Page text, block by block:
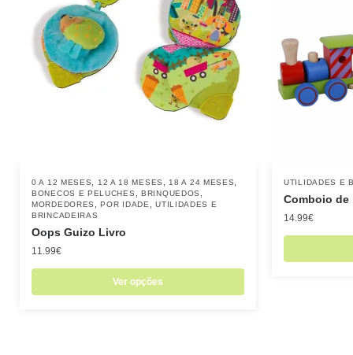
0 A 12 MESES 12 A 18 MESES 18 A 24 MESES
BONECOS E PELUCHES ,BRINQUEDOS
MORDEDORES ,POR IDADE ,UTILIDADES E
BRINCADEIRAS
Oops Guizo Livro
11.99€
Ver opções
UTILIDADES E
Comboio de
14.99€